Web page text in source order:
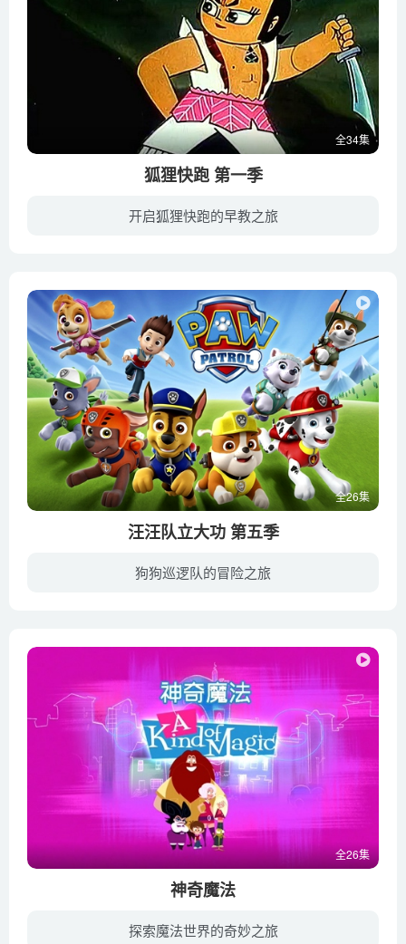
全34集
狐狸快跑 第一季
开启狐狸快跑的早教之旅
全26集
汪汪队立大功 第五季
狗狗巡逻队的冒险之旅
全26集
神奇魔法
探索魔法世界的奇妙之旅